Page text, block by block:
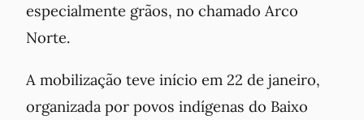
especialmente grãos, no chamado Arco
Norte.
A mobilização teve início em 22 de janeiro,
organizada por povos indígenas do Baixo